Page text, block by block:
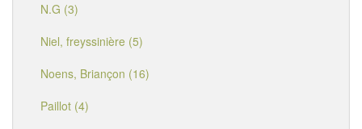
N.G (3)
Niel, freyssinière (5)
Noens, Briançon (16)
Paillot (4)